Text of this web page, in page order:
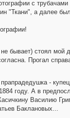
с
"Ткани", а далее
не бывает) стоял
Прогал
-
году. А в
Василию
Баклановых...